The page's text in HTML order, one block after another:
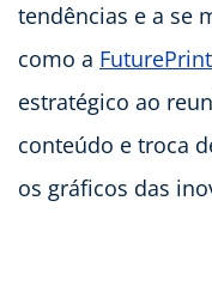
tendências e a se
como a FuturePrint
estratégico ao
conteúdo e troca
os gráficos das